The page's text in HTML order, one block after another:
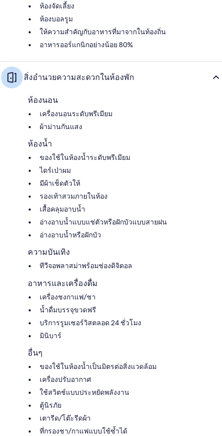
ห้องจัดเลี้ยง
ห้องบอลรูม
ให้ความสำคัญกับอาหารที่มาจากในท้องถิ่น
อาหารออร์แกนิกอย่างน้อย 80%
สิ่งอำนวยความสะดวกในห้องพัก
ห้องนอน
เครื่องนอนระดับพรีเมียม
ผ้าม่านกันแสง
ห้องน้ำ
ของใช้ในห้องน้ำระดับพรีเมียม
ไดร์เป่าผม
มีผ้าเช็ดตัวให้
รองเท้าสวมภายในห้อง
เสื้อคลุมอาบน้ำ
อ่างอาบน้ำแบบแช่ตัวหรือฝักบัวแบบสายฝน
อ่างอาบน้ำหรือฝักบัว
ความบันเทิง
ทีวีจอพลาสม่าพร้อมช่องดิจิตอล
อาหารและเครื่องดื่ม
เครื่องชงกาแฟ/ชา
น้ำดื่มบรรจุขวดฟรี
บริการรูมเซอร์วิสตลอด 24 ชั่วโมง
มินิบาร์
อื่นๆ
ของใช้ในห้องน้ำเป็นมิตรต่อสิ่งแวดล้อม
เครื่องปรับอากาศ
ใช้สวิตช์แบบประหยัดพลังงาน
ตู้นิรภัย
เตารีด/โต๊ะรีดผ้า
ที่กรองชา/กาแฟแบบใช้ซ้ำได้